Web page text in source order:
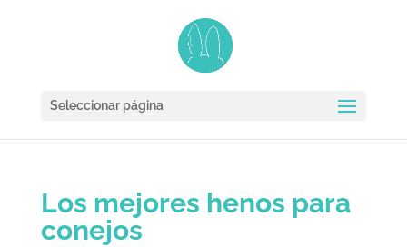
Seleccionar página
Los mejores henos para
conejos